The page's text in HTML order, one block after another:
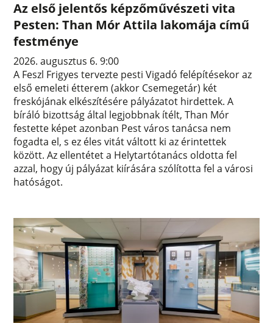
Az első jelentős képzőművészeti vita
Pesten: Than Mór Attila lakomája című
festménye
2026. augusztus 6. 9:00
A Feszl Frigyes tervezte pesti Vigadó felépítésekor az
első emeleti étterem (akkor Csemegetár) két
freskójának elkészítésére pályázatot hirdettek. A
bíráló bizottság által legjobbnak ítélt, Than Mór
festette képet azonban Pest város tanácsa nem
fogadta el, s ez éles vitát váltott ki az érintettek
között. Az ellentétet a Helytartótanács oldotta fel
azzal, hogy új pályázat kiírására szólította fel a városi
hatóságot.